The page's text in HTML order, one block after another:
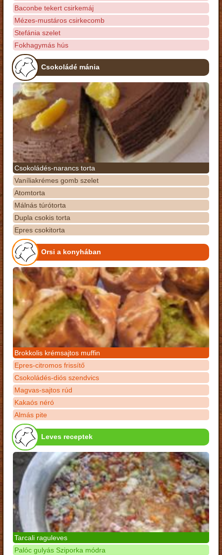
Baconbe tekert csirkemáj
Mézes-mustáros csirkecomb
Stefánia szelet
Fokhagymás hús
Csokoládé mánia
Csokoládés-narancs torta
Vaníliakrémes gomb szelet
Atomtorta
Málnás túrótorta
Dupla csokis torta
Epres csokitorta
Orsi a konyhában
Brokkolis krémsajtos muffin
Epres-citromos frissítő
Csokoládés-diós szendvics
Magvas-sajtos rúd
Kakaós néró
Almás pite
Leves receptek
Tarcali raguleves
Palóc gulyás Sziporka módra